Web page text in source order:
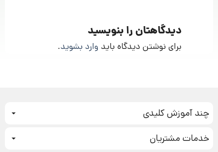
دیدگاهتان را بنویسید
برای نوشتن دیدگاه باید وارد بشوید.
چند آموزش کلیدی
بازاریابی عصبی
خدمات مشتریان